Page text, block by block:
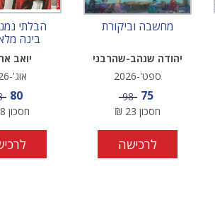
מחשבה וביקורת
יהודה שנהב-שהרבני
ספט'-2026
מחיר מבצע
75 מחיר
98
חסכון 23
₪
לרכישה
הבלתי
בינה
יואב
אוג'-2026
80
חסכון